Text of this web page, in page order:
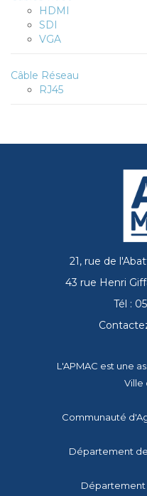
HDMI
SDI
VGA
Câble Réseau
RJ45
21, rue de
43 rue Henri
Tél :
L'APMAC est une
Ville
Communauté
Département
Département